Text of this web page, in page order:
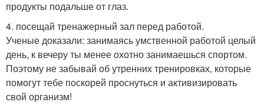
продукты подальше от глаз.
4. посещай тренажерный зал перед работой.
Ученые доказали: занимаясь умственной работой целый
день, к вечеру ты менее охотно занимаешься спортом.
Поэтому не забывай об утренних тренировках, которые
помогут тебе поскорей проснуться и активизировать
свой организм!